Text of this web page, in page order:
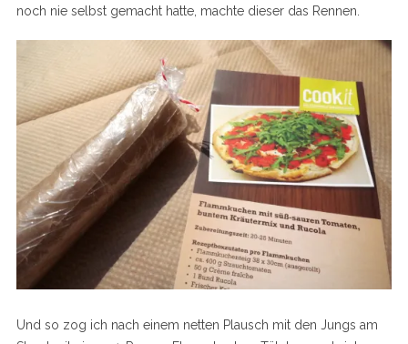
noch nie selbst gemacht hatte, machte dieser das Rennen.
Und so zog ich nach einem netten Plausch mit den Jungs am